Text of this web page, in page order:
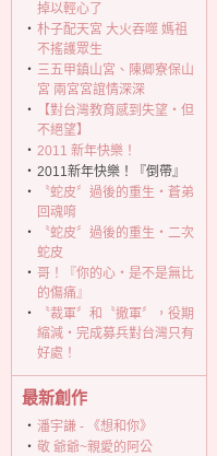
掉以輕心了
‧ 朴子配天宮 大火吞噬 媽祖
不搖護眾生
‧ 三五甲鎮山宮、陳卿寮保山
宮 兩宮宮誼情深深
‧
【對台灣教育感到失望‧但
不絕望】
‧ 2011 新年快樂！
‧ 2011新年快樂！『倒帶』
‧
〝蛇皮〞過後的重生‧蒼弟
回魂唷
‧
〝蛇皮〞過後的重生‧二次
蛇皮
‧ 哥！『你的心‧是不是無比
的傷痛』
‧
〝裁軍〞和〝撤軍〞，役期
縮減‧完成募兵對台灣只有
好處！
最新創作
‧ 潘宇謙 - 《想和你》
‧ 敬 爺爺~親愛的阿公